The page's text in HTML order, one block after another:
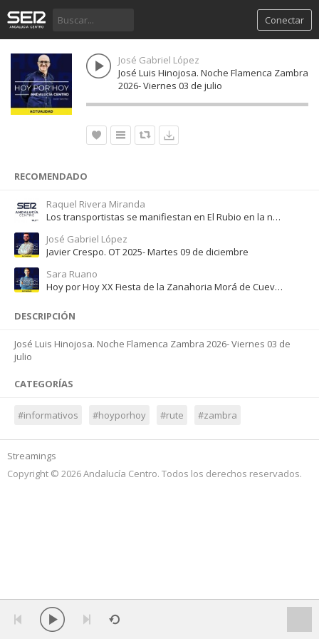
Conectar
José Gabriel López
José Luis Hinojosa. Noche Flamenca Zambra
2026- Viernes 03 de julio
RECOMENDADO
Raquel Rivera Miranda
Los transportistas se manifiestan en El Rubio en la novena jornada de huelga
José Gabriel López
Javier Crespo. OT 2025- Martes 09 de diciembre
Sara Ruano
Hoy por Hoy XX Fiesta de la Zanahoria Morá de Cuevas Bajas.
DESCRIPCIÓN
José Luis Hinojosa. Noche Flamenca Zambra 2026- Viernes 03 de
julio
CATEGORÍAS
#informativos #hoyporhoy #rute #zambra
Streamings
Copyright © 2026 Andalucía Centro. Todos los derechos reservados.